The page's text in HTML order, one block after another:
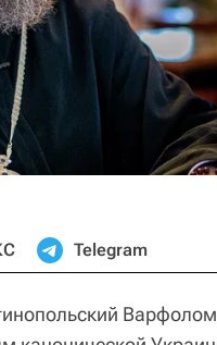
Telegram